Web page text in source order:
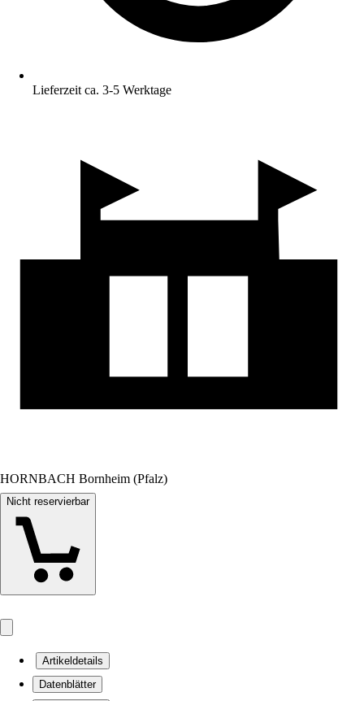
Lieferzeit ca. 3-5 Werktage
HORNBACH Bornheim (Pfalz)
Nicht reservierbar
Artikeldetails
Datenblätter